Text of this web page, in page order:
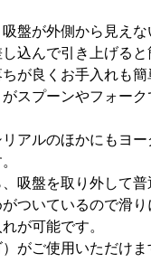
盤が外側から見えな
込んで引き上げると
が良くお手入れも簡
スプーンやフォー
アルのほかにもヨ
吸盤を取り外して普
ついているので滑り
が可能です。
がご使用いただけま